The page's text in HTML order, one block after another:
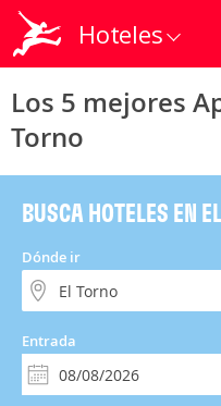
Hoteles
Los 5 mejores
Torno
BUSCA HOTELES EN
Dónde ir
Entrada